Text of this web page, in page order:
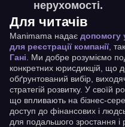
нерухомості.
Для читачів
Manimama надає допомогу
для реєстрації компанії,
Гані . Ми добре розуміємо
конкретних юрисдикцій, що
обґрунтований вибір,
стратегій розвитку. У своїй
що впливають на бізнес-
доступ до фінансових і
для подальшого зростання і